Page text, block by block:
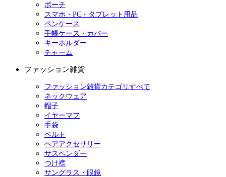
ポーチ
スマホ・PC・タブレット用品
ペンケース
手帳ケース・カバー
キーホルダー
チャーム
ファッション雑貨
ファッション雑貨カテゴリすべて
ネックウェア
帽子
イヤーマフ
手袋
ベルト
ヘアアクセサリー
サスペンダー
つけ襟
サングラス・眼鏡